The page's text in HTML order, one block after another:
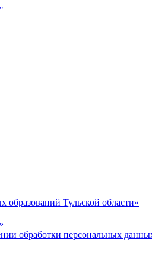
Тульской области»
обработки персональных